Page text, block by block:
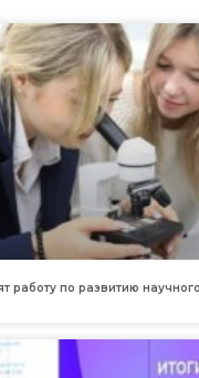
работу по развитию